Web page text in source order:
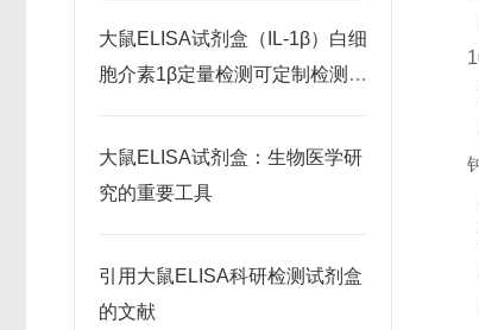
大鼠ELISA试剂盒（IL-1β）白细
胞介素1β定量检测可定制检测范
大鼠ELISA试剂盒：生物医学研
究的重要工具
引用大鼠ELISA科研检测试剂盒
的文献